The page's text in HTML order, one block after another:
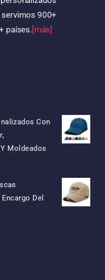
900+
países. [más]
Con
Moldeados
Del